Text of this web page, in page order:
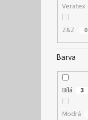
Veratex
Z&Z 0
Barva
Bílá 3
Modrá